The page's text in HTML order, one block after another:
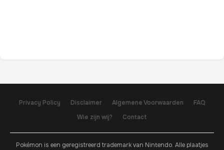
Privacy Policy Disclaimer Algemene Voorwaarden
FAQ
Wie zijn wij?
Contact
Pokémon is een geregistreerd trademark van Nintendo. Alle plaatjes